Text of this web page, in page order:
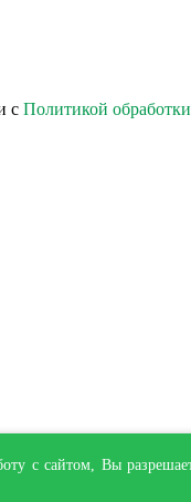
с сайтом, Вы
с Политикой